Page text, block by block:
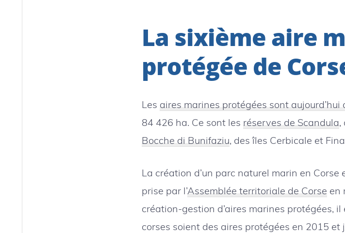
La sixième aire
protégée de
Les aires marines protégées sont aujourd’hui
84 426 ha. Ce sont les réserves de Scandula,
Bocche di Bunifaziu, des îles Cerbicale et
La création d’un parc naturel marin en Corse
prise par l’Assemblée territoriale de Corse en
création-gestion d’aires marines protégées,
corses soient des aires protégées en 2015 et